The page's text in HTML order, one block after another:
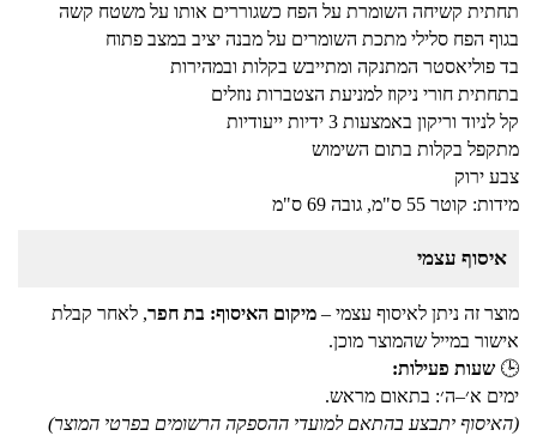
תחתית קשיחה השומרת על הפח כשגוררים אותו על משטח קשה
בגוף הפח סלילי מתכת השומרים על מבנה יציב במצב פתוח
בד פוליאסטר המתנקה ומתייבש בקלות ובמהירות
בתחתית חורי ניקוז למניעת הצטברות נוזלים
קל לניוד וריקון באמצעות 3 ידיות ייעודיות
מתקפל בקלות בתום השימוש
צבע ירוק
מידות: קוטר 55 ס"מ, גובה 69 ס"מ
איסוף עצמי
מוצר זה ניתן לאיסוף עצמי – מיקום האיסוף: בת חפר, לאחר קבלת
אישור במייל שהמוצר מוכן.
🕒 שעות פעילות:
ימים א׳–ה׳: בתאום מראש.
(האיסוף יתבצע בהתאם למועדי ההספקה הרשומים בפרטי המוצר)